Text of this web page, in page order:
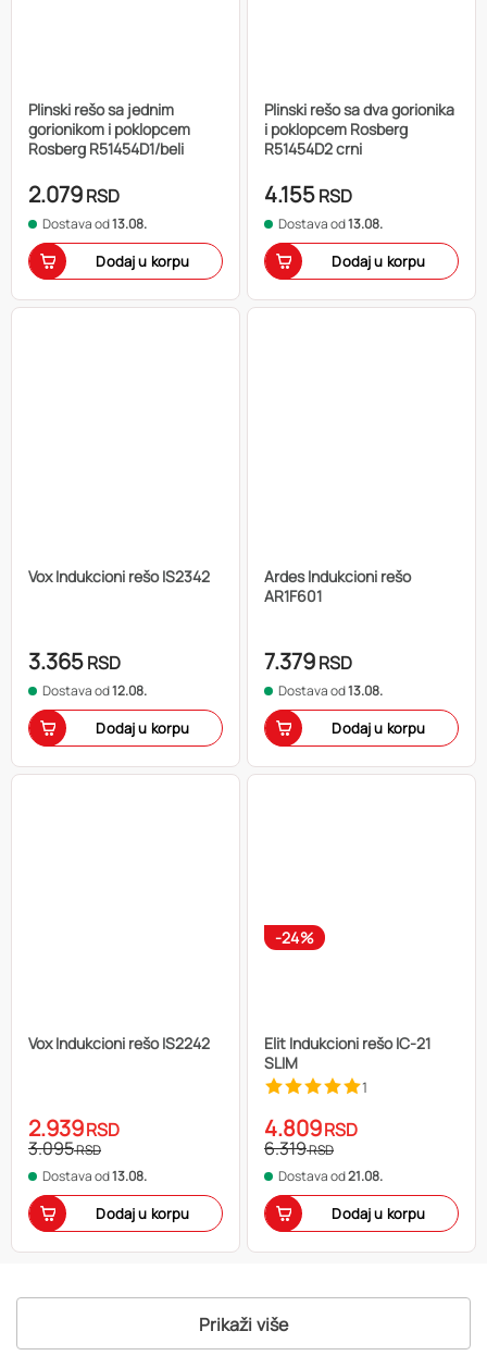
Plinski rešo sa jednim
gorionikom i poklopcem
Rosberg R51454D1/beli
2.079RSD
Dostava od13.08.
Dodaj u korpu
Plinski rešo sa dva gorionika
i poklopcem Rosberg
R51454D2 crni
4.155RSD
Dostava od13.08.
Dodaj u korpu
Vox Indukcioni rešo IS2342
3.365RSD
Dostava od12.08.
Dodaj u korpu
Ardes Indukcioni rešo
AR1F601
7.379RSD
Dostava od13.08.
Dodaj u korpu
Vox Indukcioni rešo IS2242
2.939RSD
3.095RSD
Dostava od13.08.
Dodaj u korpu
-24%
Elit Indukcioni rešo IC-21
SLIM
1
4.809RSD
6.319RSD
Dostava od21.08.
Dodaj u korpu
Prikaži više